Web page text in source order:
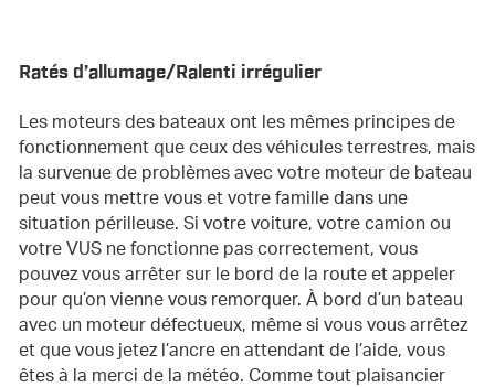
Ratés d’allumage/Ralenti irrégulier
Les moteurs des bateaux ont les mêmes principes de
fonctionnement que ceux des véhicules terrestres, mais
la survenue de problèmes avec votre moteur de bateau
peut vous mettre vous et votre famille dans une
situation périlleuse. Si votre voiture, votre camion ou
votre VUS ne fonctionne pas correctement, vous
pouvez vous arrêter sur le bord de la route et appeler
pour qu’on vienne vous remorquer. À bord d’un bateau
avec un moteur défectueux, même si vous vous arrêtez
et que vous jetez l’ancre en attendant de l’aide, vous
êtes à la merci de la météo. Comme tout plaisancier